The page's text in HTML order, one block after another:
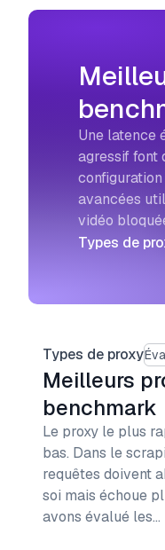
Types de
Une latence
agressif font
avancées
vidéo
Types de proxy
Meilleurs
benchmark
Le proxy le plus
bas. Dans le
requêtes doivent
soi mais échoue
avons évalué les…